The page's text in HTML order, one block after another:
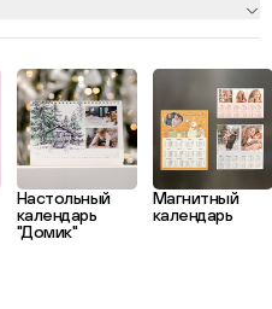
Настольный
календарь
"Домик"
Магнитный
календарь